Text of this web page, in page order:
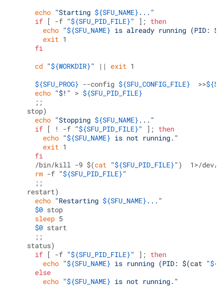
echo "Starting ${SFU_NAME} ..."
if [ -f "${SFU_PID_FILE}" ]; then
echo "${SFU_NAME} is already running (PID:
exit 1
fi
cd "${WORKDIR}" || exit 1
${SFU_PROG} --config ${SFU_CONFIG_FILE}
  >>
echo "$!" > ${SFU_PID_FILE}
     ;;
   stop)
echo "Stopping ${SFU_NAME} ..."
if [ ! -f "${SFU_PID_FILE}" ]; then
echo "${SFU_NAME} is not running."
exit 1
fi
     /bin/kill -9 $(
cat "${SFU_PID_FILE}" )  1>/dev/
rm -f "${SFU_PID_FILE}"
     ;;
   restart)
echo "Restarting ${SFU_NAME} ..."
$0 stop
sleep 5
$0 start
     ;;
   status)
if [ -f "${SFU_PID_FILE}" ]; then
echo "${SFU_NAME} is running (PID: $(cat "
else
echo "${SFU_NAME} is not running."